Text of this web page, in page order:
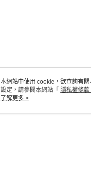
本網站中使用 cookie，欲查詢有
設定，請參閱本網站「 隱私權條款
使用 cookie。
了解更多 >